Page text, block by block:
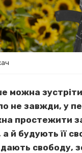
можна
не завжди, у
простежити
й будують її
дають свободу,